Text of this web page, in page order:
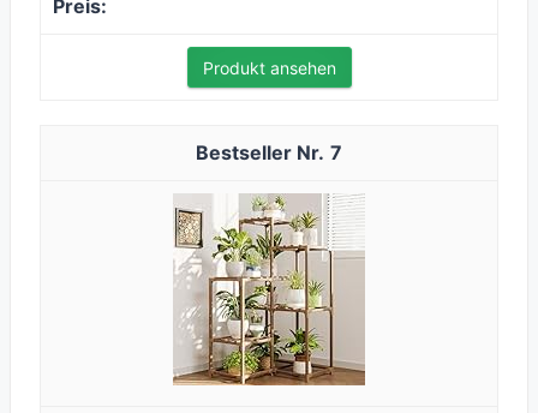
Produkt ansehen
7